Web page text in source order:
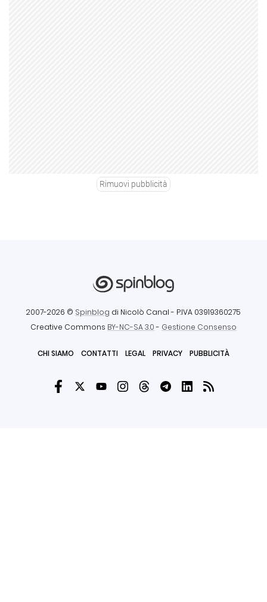
Rimuovi pubblicità
2007-2026 © Spinblog di Nicolò Canal - P.IVA 03919360275
Creative Commons BY-NC-SA 3.0- Gestione Consenso
CHI SIAMO CONTATTI LEGAL PRIVACY PUBBLICITÀ